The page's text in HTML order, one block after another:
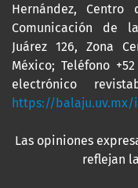
Hernández,
Comunicación de
Juárez 126, Zona
México; Teléfono
electrónico
https://
Las opiniones
reflejan